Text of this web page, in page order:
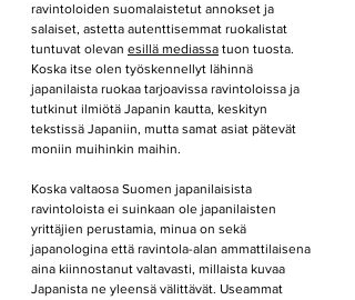
ravintoloiden suomalaistetut annokset ja
salaiset, astetta autenttisemmat ruokalistat
tuntuvat olevan esillä mediassa tuon tuosta.
Koska itse olen työskennellyt lähinnä
japanilaista ruokaa tarjoavissa ravintoloissa ja
tutkinut ilmiötä Japanin kautta, keskityn
tekstissä Japaniin, mutta samat asiat pätevät
moniin muihinkin maihin.
Koska valtaosa Suomen japanilaisista
ravintoloista ei suinkaan ole japanilaisten
yrittäjien perustamia, minua on sekä
japanologina että ravintola-alan ammattilaisena
aina kiinnostanut valtavasti, millaista kuvaa
Japanista ne yleensä välittävät. Useammat